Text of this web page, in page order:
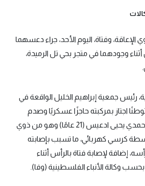
وفتاة، اليوم الأحد، جراء دعسهما
وجودهما في متجر بحي تل الرميدة،
رئيس جمعية إبراهيم الخليل الواقعة في
اجتاز بمركبته حاجزًا عسكريًا وصدم
متجرًا يعود للشاب حمدي يحيى ادعيس (21 عامًا) وهو من ذوي
كرسي كهربائي، ما تسبب بإصابته
إضافة لإصابة فتاة بالرأس أثناء
وكالة الأنباء الفلسطينية (وفا).